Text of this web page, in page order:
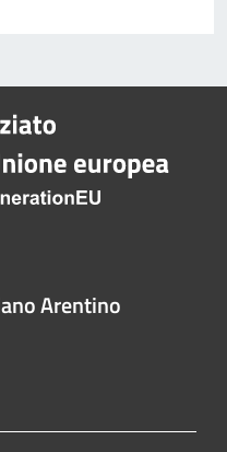
Arentino